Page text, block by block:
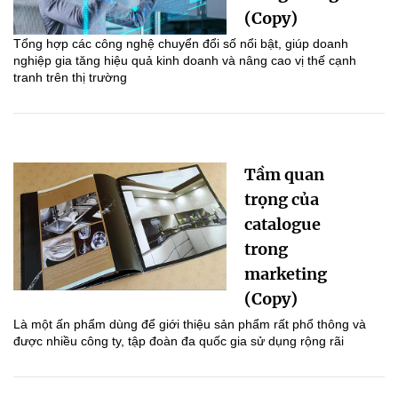
(Copy)
Tổng hợp các công nghệ chuyển đổi số nổi bật, giúp doanh
nghiệp gia tăng hiệu quả kinh doanh và nâng cao vị thế cạnh
tranh trên thị trường
Tầm quan
trọng của
catalogue
trong
marketing
(Copy)
Là một ấn phẩm dùng để giới thiệu sản phẩm rất phổ thông và
được nhiều công ty, tập đoàn đa quốc gia sử dụng rộng rãi